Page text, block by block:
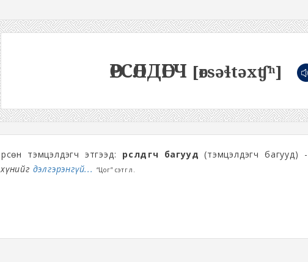
ӨРСӨЛДӨГЧ [өrsəɬtəxʧʰ]
Өрсөн тэмцэлдэгч этгээд: өрсөлдөгч багууд (тэмцэлдэгч багууд) -
хүнийг дэлгэрэнгүй... “Цог” сэтгүүл.